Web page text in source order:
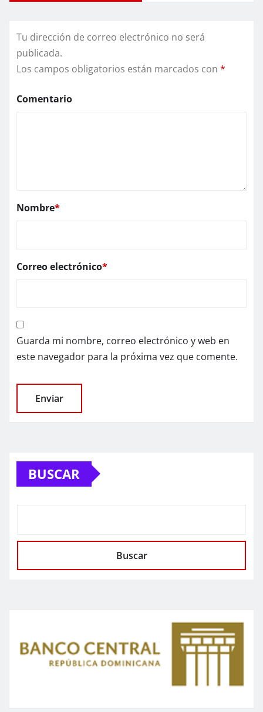
Tu dirección de correo electrónico no será
publicada.
Los campos obligatorios están marcados con *
Comentario
Nombre*
Correo electrónico*
Guarda mi nombre, correo electrónico y web en
este navegador para la próxima vez que comente.
BUSCAR
Buscar